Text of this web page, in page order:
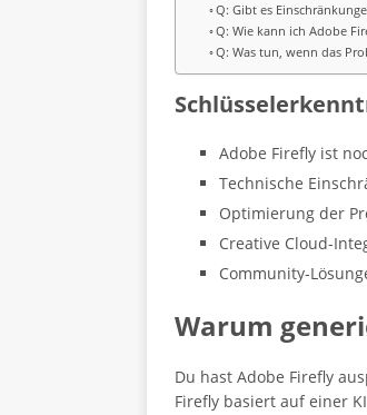
Q: Gibt es
Q: Wie kann ich Adobe
Q: Was tun, wenn das
Adobe Firefly ist
Technische
Optimierung der
Creative Cloud-
Community-
Warum
Du hast Adobe Firefly
Firefly basiert auf einer